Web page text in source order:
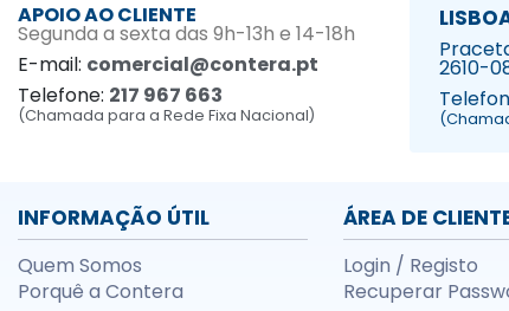
APOIO AO CLIENTE
Segunda a sexta das 9h-13h e 14-18h
E-mail: comercial@contera.pt
Telefone: 217 967 663
(Chamada para a Rede Fixa Nacional)
2610-
INFORMAÇÃO ÚTIL
Quem Somos
Porquê a Contera
ÁREA DE
Login / Registo
Recuperar